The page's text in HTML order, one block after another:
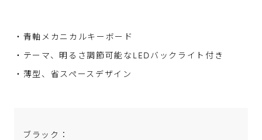
・青軸メカニカルキーボード
・テーマ、明るさ調節可能なLEDバックライト付き
・薄型、省スペースデザイン
ブラック：